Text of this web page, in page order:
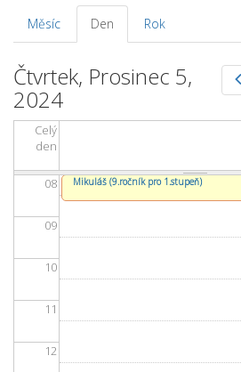
Hlavní záložky
Měsíc Den (aktivní
záložka)
Rok
Čtvrtek, Prosinec 5,
2024
Celý
den
04
06
07
08
09
10
11
12
Mikuláš (9.ročník pro 1.stupeň)